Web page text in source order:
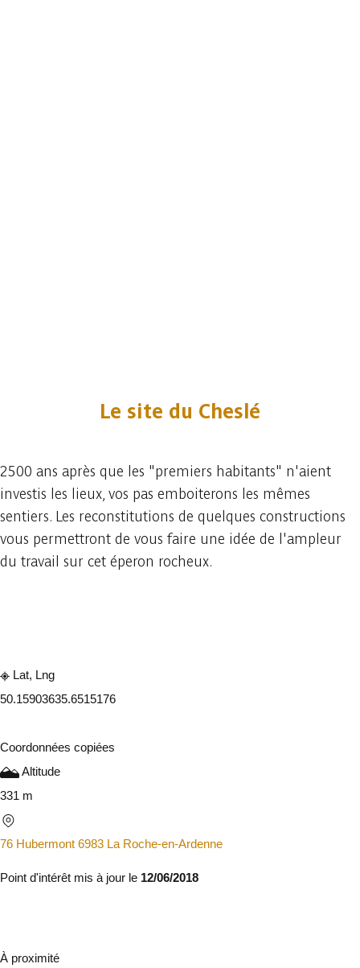
Le site du Cheslé
2500 ans après que les "premiers habitants" n'aient
investis les lieux, vos pas emboiterons les mêmes
sentiers. Les reconstitutions de quelques constructions
vous permettront de vous faire une idée de l'ampleur
du travail sur cet éperon rocheux.
Lat, Lng
50.15903635.6515176
Coordonnées copiées
Altitude
331 m
76 Hubermont 6983 La Roche-en-Ardenne
Point d'intérêt mis à jour le 12/06/2018
À proximité